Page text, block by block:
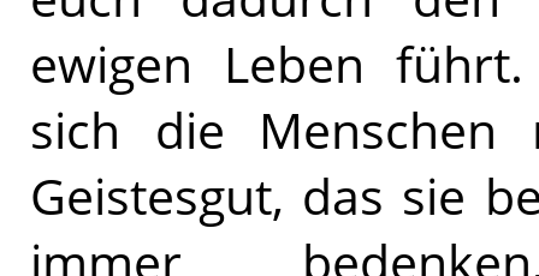
ewigen Leben
sich die
Geistesgut, das sie
immer